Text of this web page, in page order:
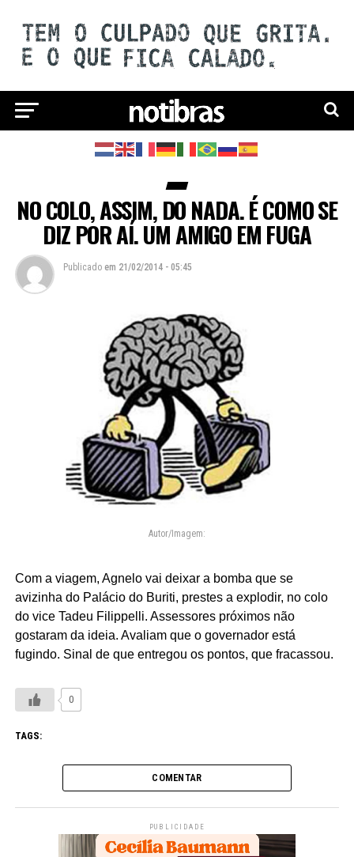
NO COLO, ASSIM, DO NADA. É COMO SE
DIZ POR AÍ. UM AMIGO EM FUGA
Publicado em 21/02/2014 - 05:45
Autor/Imagem:
Com a viagem, Agnelo vai deixar a bomba que se
avizinha do Palácio do Buriti, prestes a explodir, no colo
do vice Tadeu Filippelli. Assessores próximos não
gostaram da ideia. Avaliam que o governador está
fugindo. Sinal de que entregou os pontos, que fracassou.
0
TAGS:
COMENTAR
PUBLICIDADE